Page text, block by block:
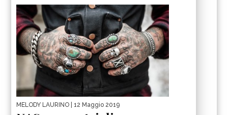
MELODY LAURINO | 12 Maggio 2019